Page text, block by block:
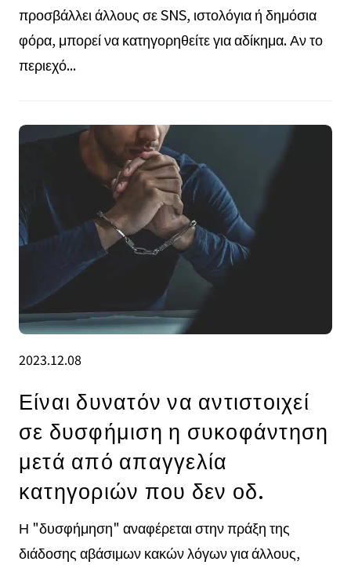
προσβάλλει άλλους σε SNS, ιστολόγια ή δημόσια
φόρα, μπορεί να κατηγορηθείτε για αδίκημα. Αν το
περιεχό...
2023.12.08
Είναι δυνατόν να αντιστοιχεί
σε δυσφήμιση η συκοφάντηση
μετά από απαγγελία
κατηγοριών που δεν οδ.
Η "δυσφήμηση" αναφέρεται στην πράξη της
διάδοσης αβάσιμων κακών λόγων για άλλους,